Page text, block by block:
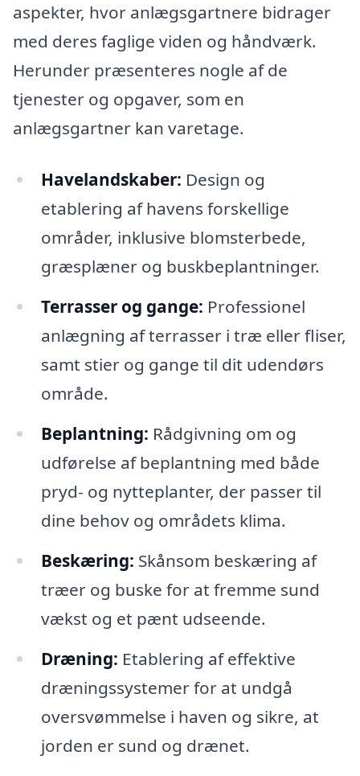
aspekter, hvor anlægsgartnere bidrager
med deres faglige viden og håndværk.
Herunder præsenteres nogle af de
tjenester og opgaver, som en
anlægsgartner kan varetage.
Havelandskaber: Design og
etablering af havens forskellige
områder, inklusive blomsterbede,
græsplæner og buskbeplantninger.
Terrasser og gange: Professionel
anlægning af terrasser i træ eller fliser,
samt stier og gange til dit udendørs
område.
Beplantning: Rådgivning om og
udførelse af beplantning med både
pryd- og nytteplanter, der passer til
dine behov og områdets klima.
Beskæring: Skånsom beskæring af
træer og buske for at fremme sund
vækst og et pænt udseende.
Dræning: Etablering af effektive
dræningssystemer for at undgå
oversvømmelse i haven og sikre, at
jorden er sund og drænet.